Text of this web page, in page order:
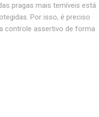
pragas mais temíveis está
Por isso, é preciso
controle assertivo de forma